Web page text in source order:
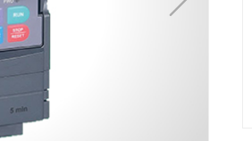
常直接影响到社会经济效益，除
之需。下面我们来简单了解下UPS
它是指当交流电网输入发出异常
。在日常生产生活中，由于电网